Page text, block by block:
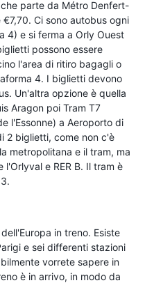
parte da Métro Denfert-
Ci sono autobus ogni
4) e si ferma a Orly Ouest
possono essere
l'area di ritiro bagagli o
4. I biglietti devono
Un'altra opzione è quella
Aragon poi Tram T7
l'Essonne) a Aeroporto di
2 biglietti, come non c'è
metropolitana e il tram, ma
e RER B. Il tram è
in treno. Esiste
e sei differenti stazioni
vorrete sapere in
è in arrivo, in modo da